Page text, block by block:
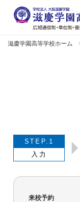
滋慶学園高等学校ホーム
STEP.1
入力
来校予約